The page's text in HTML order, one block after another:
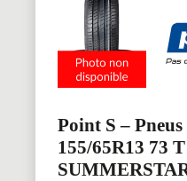
Point S –
155/65R13 73